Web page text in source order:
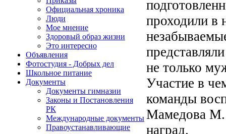
Официальная хроника
Люди
Мое мнение
Здоровый образ жизни
Это интересно
Объявления
Фотостудия - Добрых дел
Школьное питание
Документы
Документы гимназии
Законы и Постановления
РК
Международные документы
Правоустанавливающие
проходили в
не только
Участие в
команды
Мамедова
наград.